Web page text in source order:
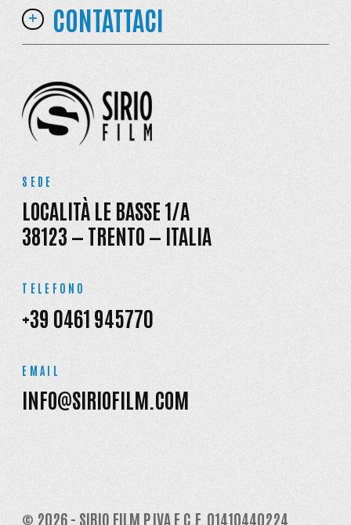
CONTATTACI
SEDE
LOCALITÀ LE BASSE 1/A
38123 — TRENTO — ITALIA
TELEFONO
+39 0461 945770
EMAIL
INFO@SIRIOFILM.COM
© 2026 - SIRIO FILM P.IVA E C.F. 01410440224